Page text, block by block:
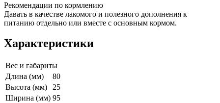
Рекомендации по кормлению
Давать в качестве лакомого и полезного дополнения к
питанию отдельно или вместе с основным кормом.
Характеристики
Вес и габариты
Длина (мм)
80
Высота (мм)
25
Ширина (мм) 95